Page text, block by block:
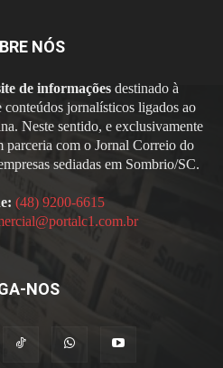
NÓS
de informaçõesdestinado à
jornalísticos ligados ao
Neste sentido, e exclusivamente
parceria com o Jornal Correio do
sediadas em Sombrio/SC.
(48) 9200-6615
NOS